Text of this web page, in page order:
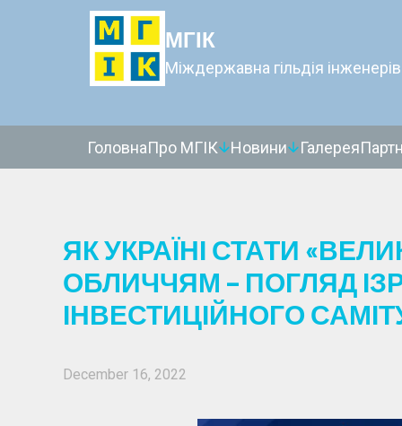
МГІК
Міждержавна гільдія
ГоловнаПро МГІК Новини Галерея
ЯК УКРАЇНІ СТАТИ
ОБЛИЧЧЯМ – ПОГЛЯД
ІНВЕСТИЦІЙНОГО
December 16, 2022